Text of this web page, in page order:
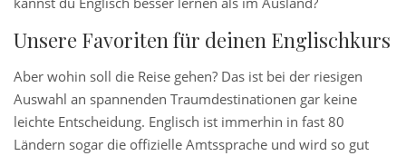
Unsere Favoriten für deinen Englischkurs
Aber wohin soll die Reise gehen? Das ist bei der riesigen
Auswahl an spannenden Traumdestinationen gar keine
leichte Entscheidung. Englisch ist immerhin in fast 80
Ländern sogar die offizielle Amtssprache und wird so gut